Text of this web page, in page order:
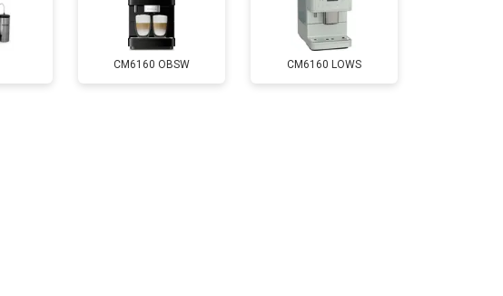
CM6160 OBSW CM6160 LOWS